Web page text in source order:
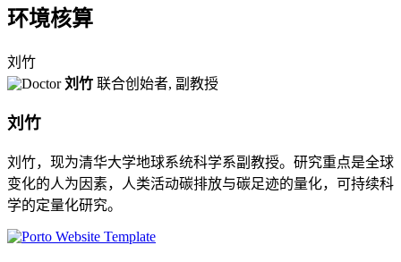
环境核算
刘竹
刘竹 联合创始者, 副教授
刘竹
刘竹，现为清华大学地球系统科学系副教授。研究重点是全球
变化的人为因素，人类活动碳排放与碳足迹的量化，可持续科
学的定量化研究。